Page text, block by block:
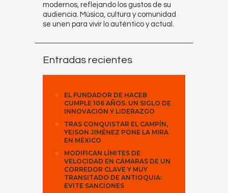
modernos, reflejando los gustos de su
audiencia. Música, cultura y comunidad
se unen para vivir lo auténtico y actual.
Entradas recientes
EL FUNDADOR DE HACEB
CUMPLE 106 AÑOS: UN SIGLO DE
INNOVACIÓN Y LIDERAZGO
TRAS CONQUISTAR EL CAMPÍN,
YEISON JIMÉNEZ PONE LA MIRA
EN MÉXICO
MODIFICAN LÍMITES DE
VELOCIDAD EN CÁMARAS DE UN
CORREDOR CLAVE Y MUY
TRANSITADO DE ANTIOQUIA:
EVITE SANCIONES